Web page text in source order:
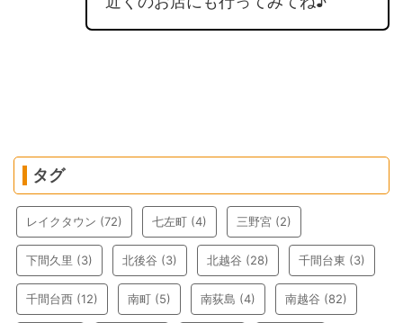
タグ
レイクタウン (72) 七左町 (4) 三野宮 (2)
下間久里 (3) 北後谷 (3) 北越谷 (28) 千間台東 (3)
千間台西 (12) 南町 (5) 南荻島 (4) 南越谷 (82)